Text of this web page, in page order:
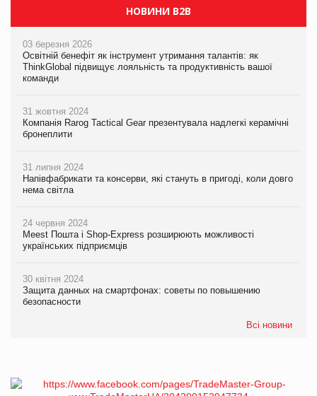
НОВИНИ B2B
03 березня 2026
Освітній бенефіт як інструмент утримання талантів: як
ThinkGlobal підвищує лояльність та продуктивність вашої
команди
31 жовтня 2024
Компанія Rarog Tactical Gear презентувала надлегкі керамічні
бронеплити
31 липня 2024
Напівфабрикати та консерви, які стануть в пригоді, коли довго
нема світла
24 червня 2024
Meest Пошта і Shop-Express розширюють можливості
українських підприємців
30 квітня 2024
Защита данных на смартфонах: советы по повышению
безопасности
Всі новини